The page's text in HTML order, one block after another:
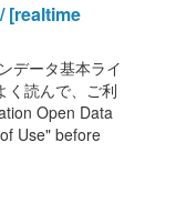
[realtime
データ基本ライ
く読んで、ご利
Open Data
Use" before